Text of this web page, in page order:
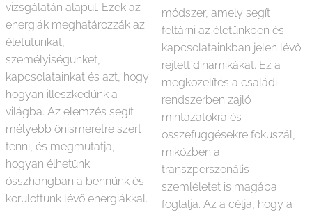
vizsgálatán alapul. Ezek az
energiák meghatározzák az
életutunkat,
személyiségünket,
kapcsolatainkat és azt, hogy
hogyan illeszkedünk a
világba. Az elemzés segít
mélyebb önismeretre szert
tenni, és megmutatja,
hogyan élhetünk
összhangban a bennünk és
körülöttünk lévő energiákkal.
módszer, amely segít
feltárni az életünkben és
kapcsolatainkban jelen lévő
rejtett dinamikákat. Ez a
megközelítés a családi
rendszerben zajló
mintázatokra és
összefüggésekre fókuszál,
miközben a
transzperszonális
szemléletet is magába
foglalja. Az a célja, hogy a